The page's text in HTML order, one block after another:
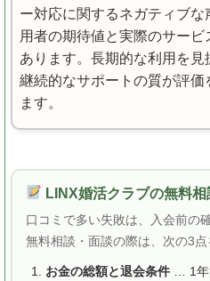
ー対応に関するネガティブな
用者の期待値と実際のサー
あります。長期的な利用を
継続的なサポートの質が評
ます。
LINX婚活クラブの無料
口コミで多い失敗は、入会前の
無料相談・面談の際は、次の3点
お金の総額と退会条件… 1年